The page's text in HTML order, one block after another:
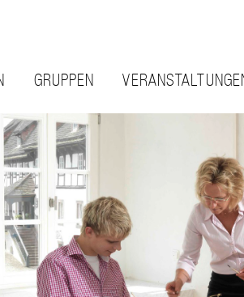
GRUPPEN